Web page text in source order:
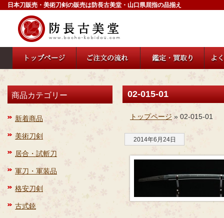
日本刀販売・美術刀剣の販売は防長古美堂・山口県屈指の品揃え
商品カテゴリー
新着商品
美術刀剣
居合・試斬刀
軍刀・軍装品
格安刀剣
古式銃
02-015-01
トップページ » 02-015-01
2014年6月24日